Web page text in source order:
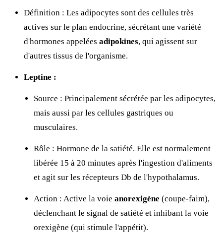
Définition : Les adipocytes sont des cellules très
actives sur le plan endocrine, sécrétant une variété
d'hormones appelées adipokines, qui agissent sur
d'autres tissus de l'organisme.
Leptine :
Source : Principalement sécrétée par les adipocytes,
mais aussi par les cellules gastriques ou
musculaires.
Rôle : Hormone de la satiété. Elle est normalement
libérée 15 à 20 minutes après l'ingestion d'aliments
et agit sur les récepteurs Db de l'hypothalamus.
Action : Active la voie anorexigène (coupe-faim),
déclenchant le signal de satiété et inhibant la voie
orexigène (qui stimule l'appétit).